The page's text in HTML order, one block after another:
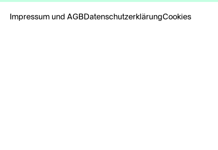
Impressum und AGBDatenschutzerklärungCookies